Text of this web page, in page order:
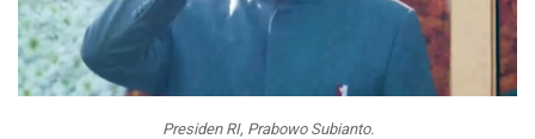
Presiden RI, Prabowo Subianto.